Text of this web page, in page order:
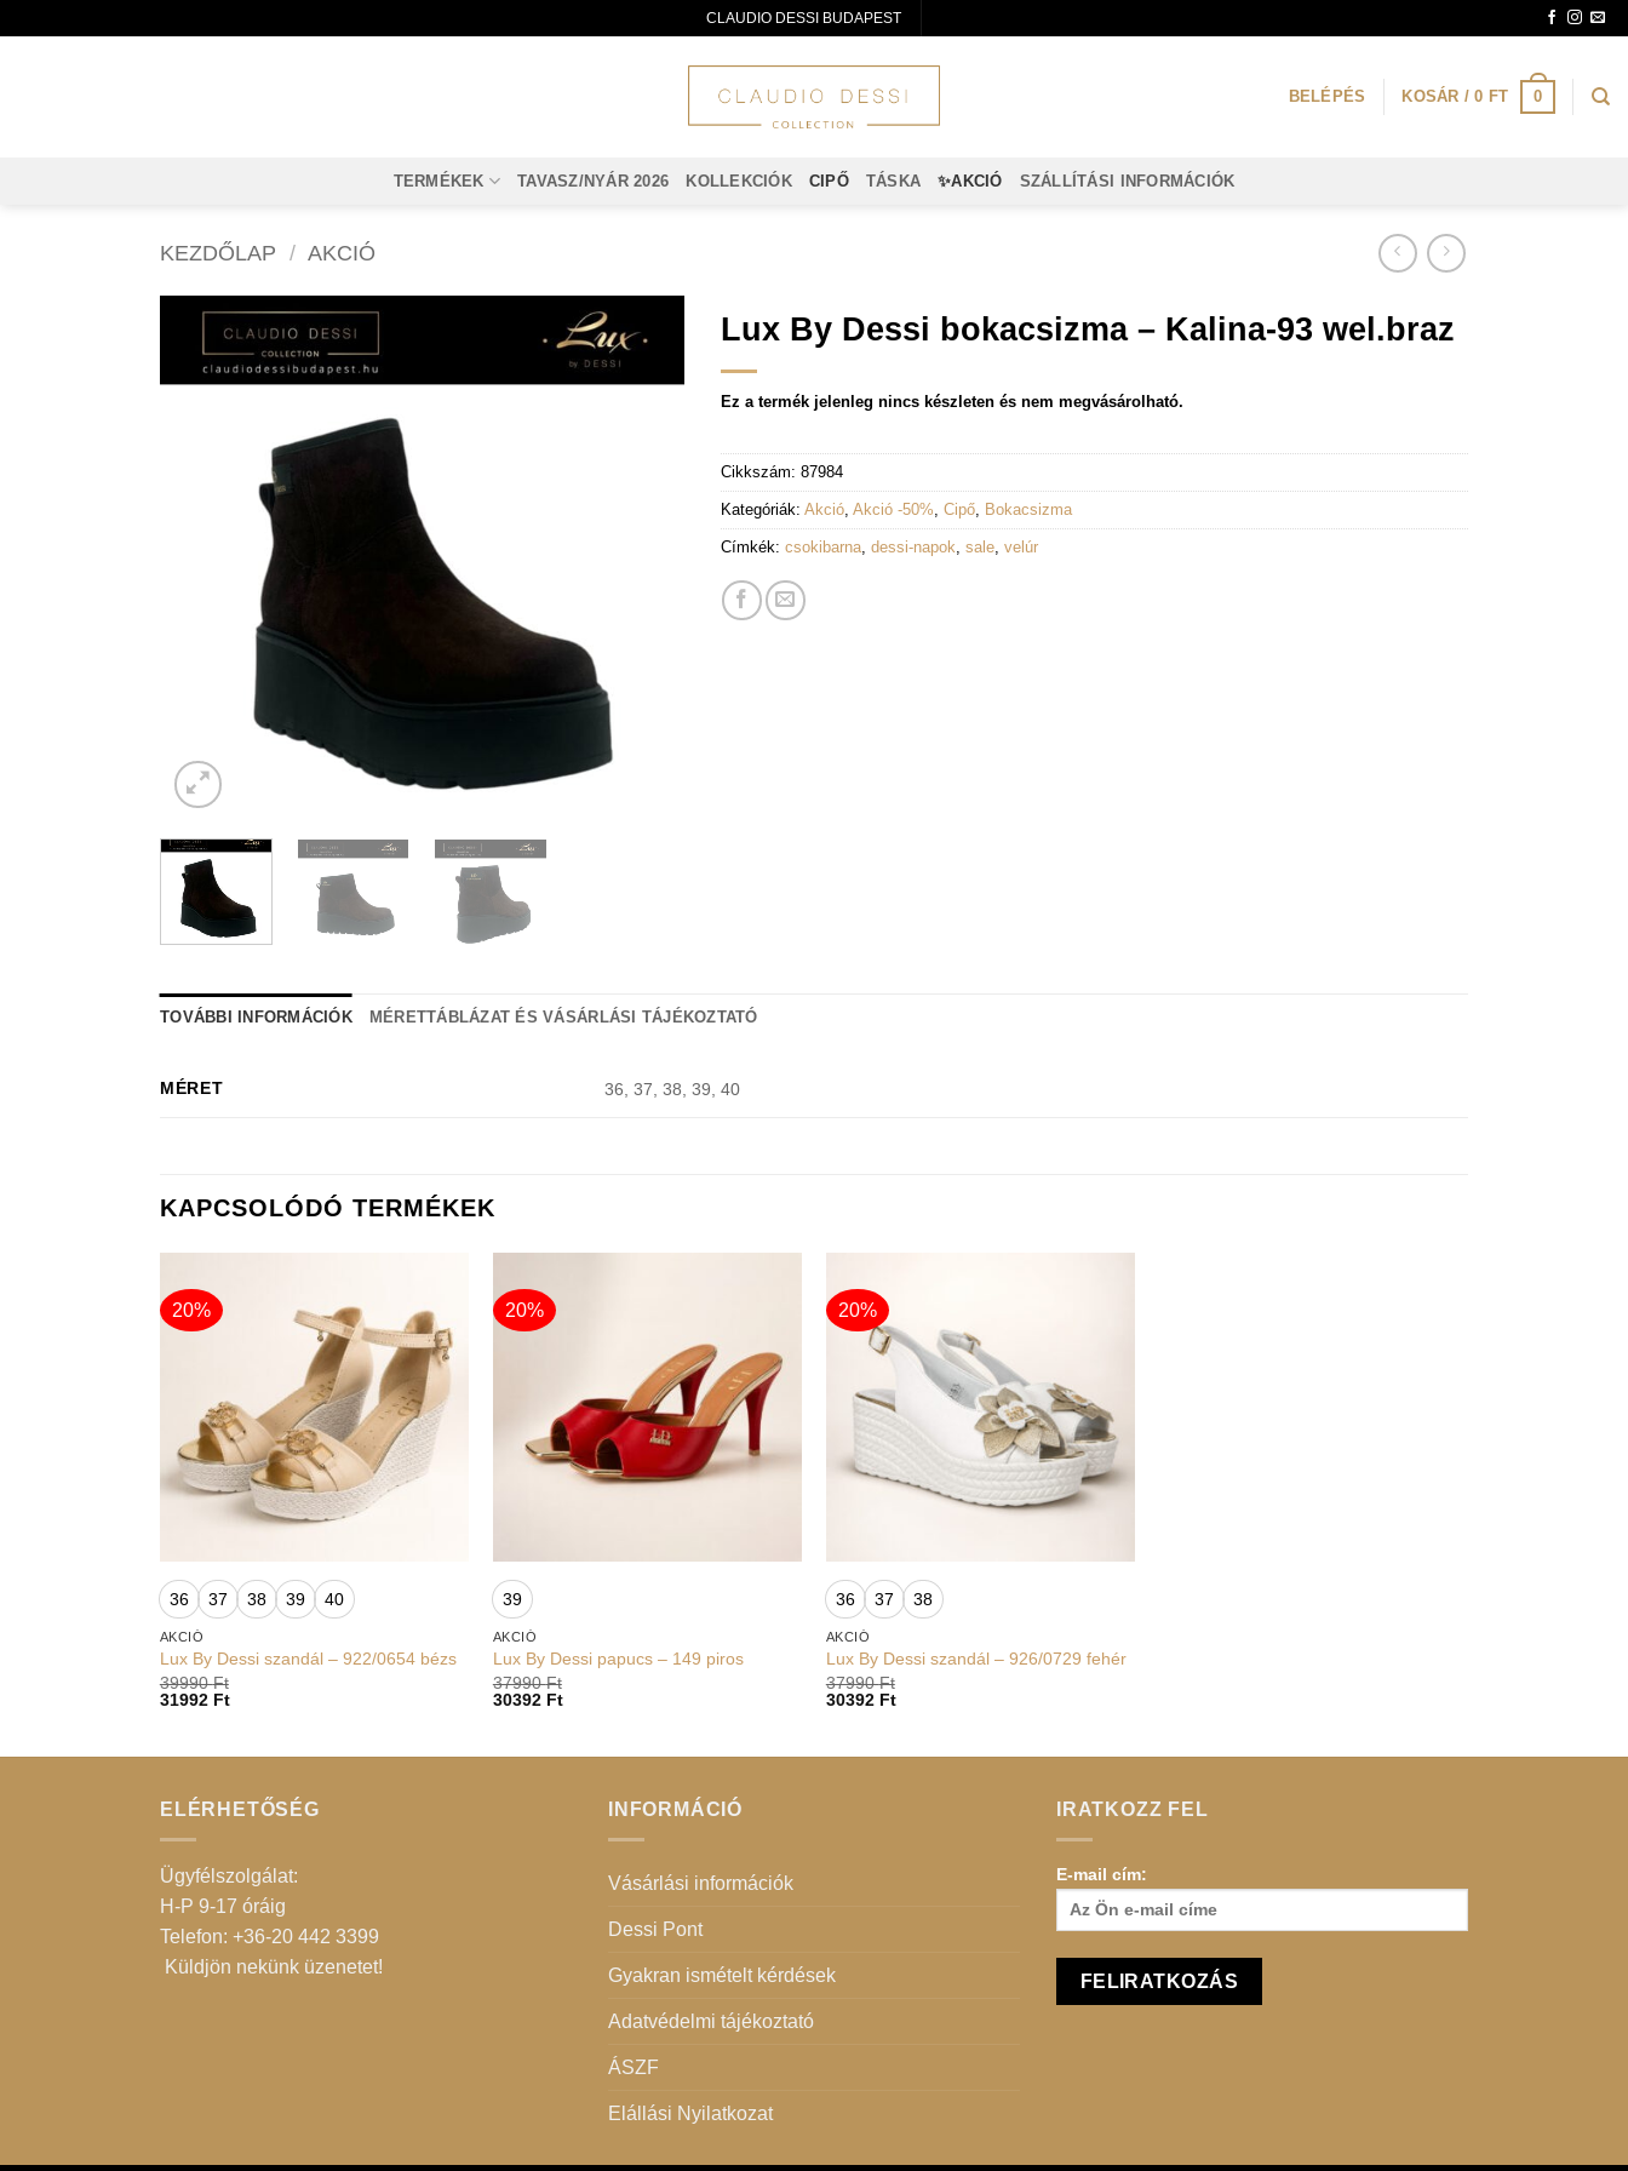
CLAUDIO DESSI BUDAPEST
BELÉPÉS KOSÁR /0 FT 0
TERMÉKEK TAVASZ/NYÁR 2026 KOLLEKCIÓK CIPŐ TÁSKA ✨AKCIÓ SZÁLLÍTÁSI INFORMÁCIÓK
KEZDŐLAP / AKCIÓ
Lux By Dessi bokacsizma – Kalina-93 wel.braz
Ez a termék jelenleg nincs készleten és nem megvásárolható.
Cikkszám: 87984
Kategóriák: Akció, Akció -50% Cipő, Bokacsizma
Címkék: csokibarna, dessi-napok sale, velúr
TOVÁBBI INFORMÁCIÓK MÉRETTÁBLÁZAT ÉS VÁSÁRLÁSI TÁJÉKOZTATÓ
MÉRET 36, 37, 38, 39, 40
KAPCSOLÓDÓ TERMÉKEK
20%
36 37 38 39 40
AKCIÓ
Lux By Dessi szandál – 922/0654 bézs
39990Ft
31992 Ft
20%
39
AKCIÓ
Lux By Dessi papucs – 149 piros
37990Ft
30392 Ft
20%
36 37 38
AKCIÓ
Lux By Dessi szandál – 926/0729 fehér
37990Ft
30392 Ft
ELÉRHETŐSÉG
Ügyfélszolgálat:
H-P 9-17 óráig
Telefon: +36-20 442 3399
Küldjön nekünk üzenetet!
INFORMÁCIÓ
Vásárlási információk
Dessi Pont
Gyakran ismételt kérdések
Adatvédelmi tájékoztató
ÁSZF
Elállási Nyilatkozat
IRATKOZZ FEL
E-mail cím: